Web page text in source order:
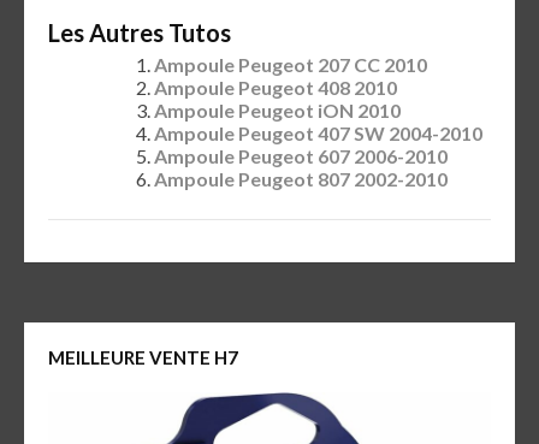
Les Autres Tutos
Ampoule Peugeot 207 CC 2010
Ampoule Peugeot 408 2010
Ampoule Peugeot iON 2010
Ampoule Peugeot 407 SW 2004-2010
Ampoule Peugeot 607 2006-2010
Ampoule Peugeot 807 2002-2010
MEILLEURE VENTE H7